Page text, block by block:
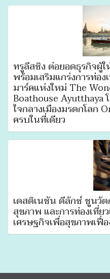
ทรูลีสซิ่ง ต่อยอดธุรกิจผู้ใ
พร้อมเสริมแกร่งการท่อ
มาร์คแห่งใหม่ The
Boathouse Ayutthaya
ใจกลางเมืองมรดกโลก
ครบในที่เดียว
เดสติเนชั่น ดีลักซ์ ชูนวัต
สุขภาพ และการท่องเที่
เศรษฐกิจเพื่อสุขภาพเฟื่